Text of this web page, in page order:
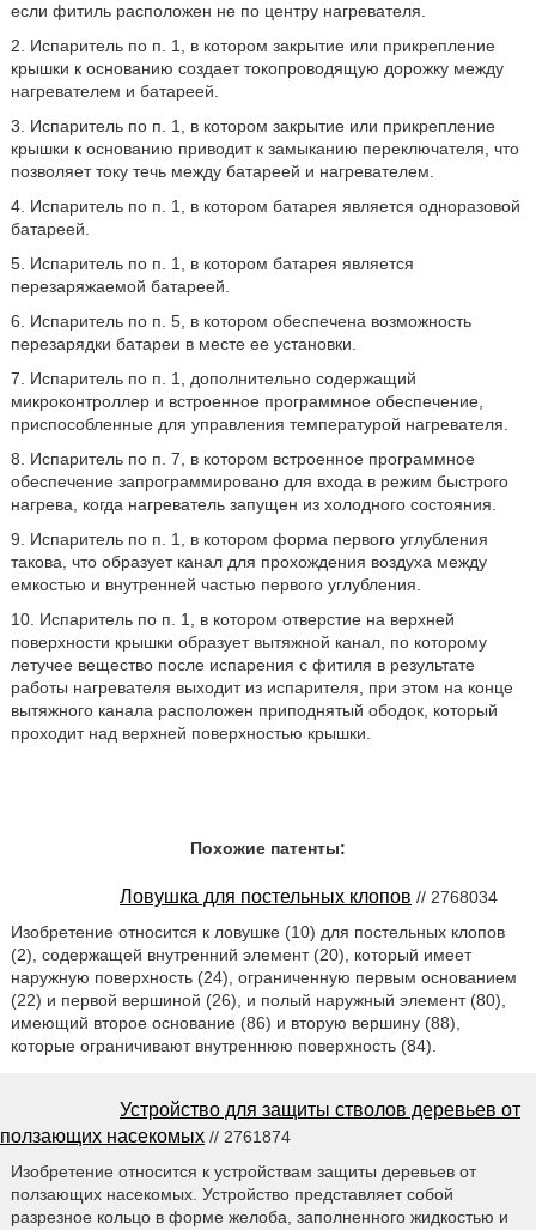
если фитиль расположен не по центру нагревателя.
2. Испаритель по п. 1, в котором закрытие или прикрепление
крышки к основанию создает токопроводящую дорожку между
нагревателем и батареей.
3. Испаритель по п. 1, в котором закрытие или прикрепление
крышки к основанию приводит к замыканию переключателя, что
позволяет току течь между батареей и нагревателем.
4. Испаритель по п. 1, в котором батарея является одноразовой
батареей.
5. Испаритель по п. 1, в котором батарея является
перезаряжаемой батареей.
6. Испаритель по п. 5, в котором обеспечена возможность
перезарядки батареи в месте ее установки.
7. Испаритель по п. 1, дополнительно содержащий
микроконтроллер и встроенное программное обеспечение,
приспособленные для управления температурой нагревателя.
8. Испаритель по п. 7, в котором встроенное программное
обеспечение запрограммировано для входа в режим быстрого
нагрева, когда нагреватель запущен из холодного состояния.
9. Испаритель по п. 1, в котором форма первого углубления
такова, что образует канал для прохождения воздуха между
емкостью и внутренней частью первого углубления.
10. Испаритель по п. 1, в котором отверстие на верхней
поверхности крышки образует вытяжной канал, по которому
летучее вещество после испарения с фитиля в результате
работы нагревателя выходит из испарителя, при этом на конце
вытяжного канала расположен приподнятый ободок, который
проходит над верхней поверхностью крышки.
Похожие патенты:
Ловушка для постельных клопов // 2768034
Изобретение относится к ловушке (10) для постельных клопов
(2), содержащей внутренний элемент (20), который имеет
наружную поверхность (24), ограниченную первым основанием
(22) и первой вершиной (26), и полый наружный элемент (80),
имеющий второе основание (86) и вторую вершину (88),
которые ограничивают внутреннюю поверхность (84).
Устройство для защиты стволов деревьев от
ползающих насекомых // 2761874
Изобретение относится к устройствам защиты деревьев от
ползающих насекомых. Устройство представляет собой
разрезное кольцо в форме желоба, заполненного жидкостью и